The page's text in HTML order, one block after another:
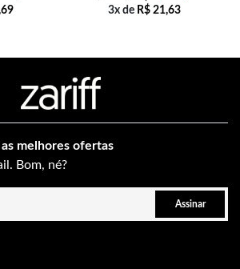
3x de R$ 21,63
as melhores ofertas
Bom, né?
Assinar